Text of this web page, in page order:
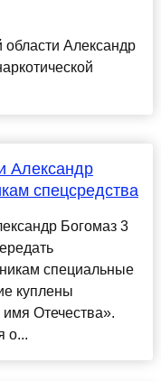
области Александр
Александр
спецсредства
Богомаз 3
специальные
куплены
Отечества».
о...